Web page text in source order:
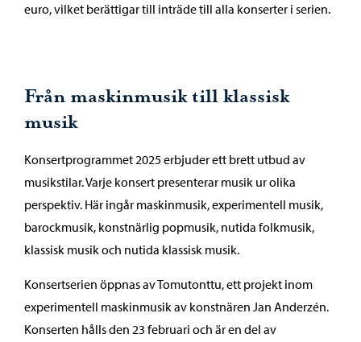
euro, vilket berättigar till inträde till alla konserter i serien.
Från maskinmusik till klassisk
musik
Konsertprogrammet 2025 erbjuder ett brett utbud av
musikstilar. Varje konsert presenterar musik ur olika
perspektiv. Här ingår maskinmusik, experimentell musik,
barockmusik, konstnärlig popmusik, nutida folkmusik,
klassisk musik och nutida klassisk musik.
Konsertserien öppnas av Tomutonttu, ett projekt inom
experimentell maskinmusik av konstnären Jan Anderzén.
Konserten hålls den 23 februari och är en del av